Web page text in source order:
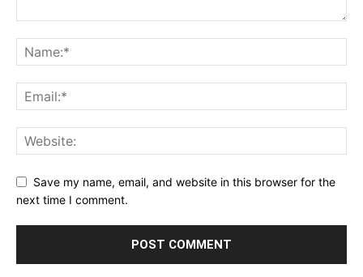
Save my name, email, and website in this browser for the
next time I comment.